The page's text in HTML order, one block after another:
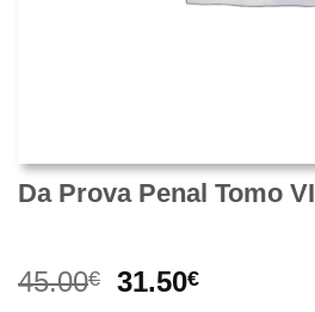
Da Prova Penal Tomo VI
45.00€
O
31.50€O